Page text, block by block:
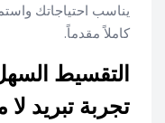
يناسب احتياجاتك
كاملاً مقدماً.
التقسيط
تجربة تبريد لا